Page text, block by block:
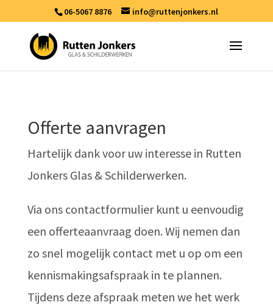
06-5067 8876 info@ruttenjonkers.nl
Offerte aanvragen
Hartelijk dank voor uw interesse in Rutten
Jonkers Glas & Schilderwerken.
Via ons contactformulier kunt u eenvoudig
een offerteaanvraag doen. Wij nemen dan
zo snel mogelijk contact met u op om een
kennismakingsafspraak in te plannen.
Tijdens deze afspraak meten we het werk